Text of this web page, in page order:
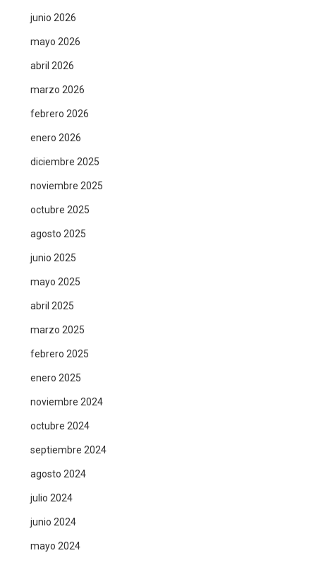
junio 2026
mayo 2026
abril 2026
marzo 2026
febrero 2026
enero 2026
diciembre 2025
noviembre 2025
octubre 2025
agosto 2025
junio 2025
mayo 2025
abril 2025
marzo 2025
febrero 2025
enero 2025
noviembre 2024
octubre 2024
septiembre 2024
agosto 2024
julio 2024
junio 2024
mayo 2024